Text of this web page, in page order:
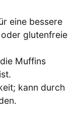
eine bessere
glutenfreie
Muffins
kann durch